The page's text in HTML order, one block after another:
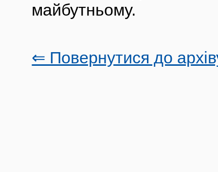
майбутньому.
⇐ Повернутися до